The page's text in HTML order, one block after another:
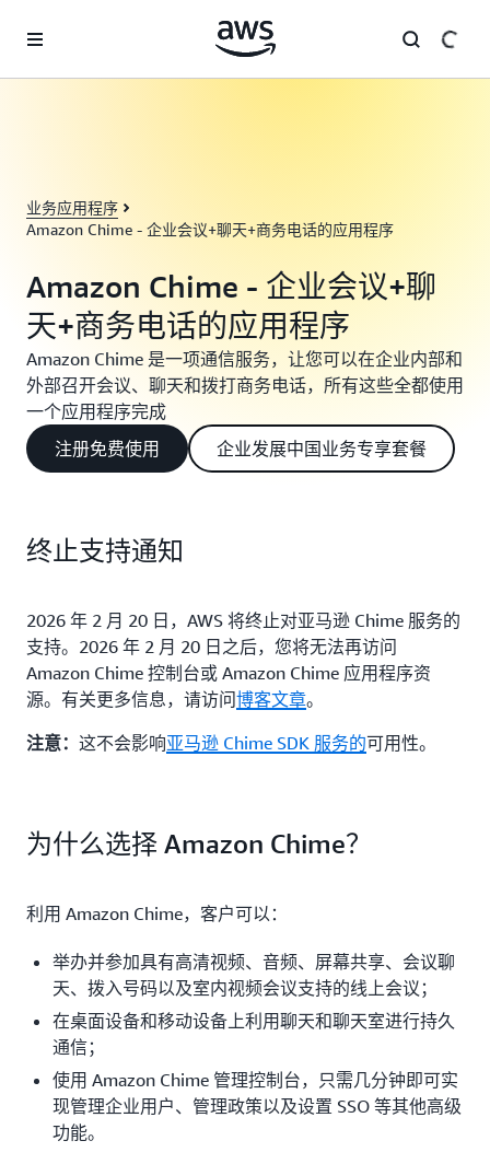
业务应用程序
Amazon Chime - 企业会议+聊天+商务电话的应用程序
Amazon Chime - 企业会议+聊
天+商务电话的应用程序
Amazon Chime 是一项通信服务，让您可以在企业内部和
外部召开会议、聊天和拨打商务电话，所有这些全都使用
一个应用程序完成
注册免费使用
企业发展中国业务专享套餐
终止支持通知
2026 年 2 月 20 日，AWS 将终止对亚马逊 Chime 服务的
支持。2026 年 2 月 20 日之后，您将无法再访问
Amazon Chime 控制台或 Amazon Chime 应用程序资
源。有关更多信息，请访问博客文章。
注意： 这不会影响亚马逊 Chime SDK 服务的可用性。
为什么选择 Amazon Chime？
利用 Amazon Chime，客户可以：
举办并参加具有高清视频、音频、屏幕共享、会议聊
天、拨入号码以及室内视频会议支持的线上会议；
在桌面设备和移动设备上利用聊天和聊天室进行持久
通信；
使用 Amazon Chime 管理控制台，只需几分钟即可实
现管理企业用户、管理政策以及设置 SSO 等其他高级
功能。